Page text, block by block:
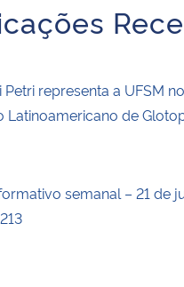
Petri representa a UFSM
Latinoamericano de
semanal – 21 de